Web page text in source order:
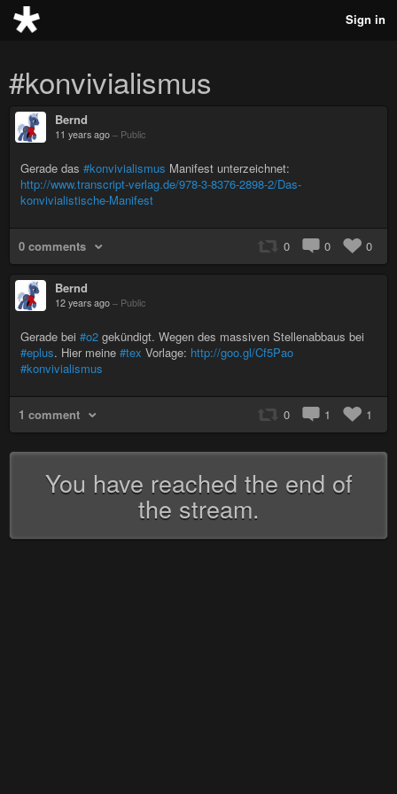
Sign in
#konvivialismus
Bernd
11 years ago – Public
Gerade das #konvivialismus Manifest unterzeichnet:
http://www.transcript-verlag.de/978-3-8376-2898-2/Das-
konvivialistische-Manifest
0 comments 0 0 0
Bernd
12 years ago – Public
Gerade bei #o2 gekündigt. Wegen des massiven Stellenabbaus bei
#eplus. Hier meine #tex Vorlage: http://goo.gl/Cf5Pao
#konvivialismus
1 comment 0 1 1
You have reached the end of
the stream.